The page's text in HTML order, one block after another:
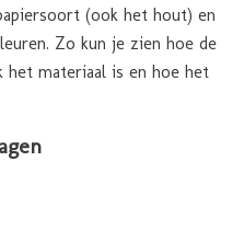
(ook het hout) en
Zo kun je zien hoe de
het materiaal is en hoe het